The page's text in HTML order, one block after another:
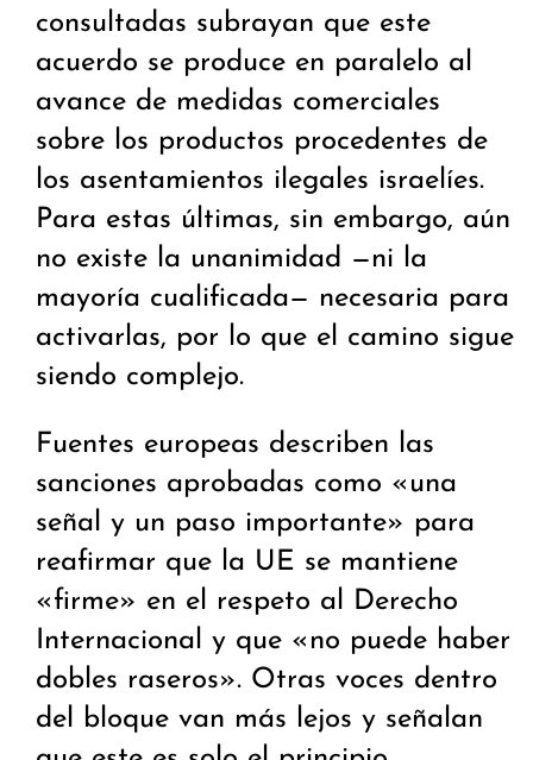
consultadas subrayan que este
acuerdo se produce en paralelo al
avance de medidas comerciales
sobre los productos procedentes de
los asentamientos ilegales israelíes.
Para estas últimas, sin embargo, aún
no existe la unanimidad —ni la
mayoría cualificada— necesaria para
activarlas, por lo que el camino sigue
siendo complejo.
Fuentes europeas describen las
sanciones aprobadas como «una
señal y un paso importante» para
reafirmar que la UE se mantiene
«firme» en el respeto al Derecho
Internacional y que «no puede haber
dobles raseros». Otras voces dentro
del bloque van más lejos y señalan